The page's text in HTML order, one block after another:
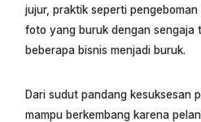
jujur, praktik seperti
foto yang buruk dengan sengaja
beberapa bisnis menjadi buruk.
Dari sudut pandang kesuksesan
mampu berkembang karena